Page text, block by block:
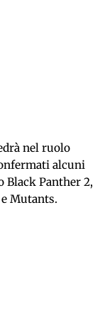
nel ruolo
alcuni
Black Panther 2,
Mutants.